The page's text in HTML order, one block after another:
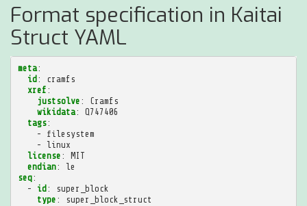
Format specification in Kaitai
Struct YAML
meta:
id :
cramfs
xref :
justsolve :
Cramfs
wikidata:
Q747406
tags:
-
filesystem
-
linux
license :
MIT
endian:
le
seq:
-
id :
super_block
type : super_block_struct